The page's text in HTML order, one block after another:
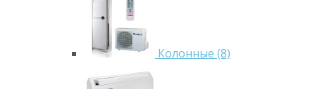
Колонные (8)